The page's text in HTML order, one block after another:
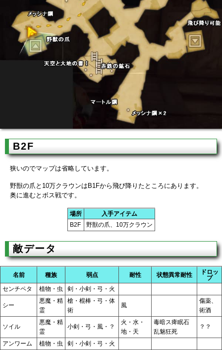
B2F
狭いのでマップは省略しています。
野獣の爪と10万クラウンはB1Fから飛び降りたところにあります。
奥に進むとボス戦です。
場所
入手アイテム
B2F
野獣の爪、10万クラウン
敵データ
名前 種族 弱点 耐性 状態異常耐性
ドロッ
プ
センチペタ
植物・虫 剣・小剣・弓・火
シー
悪魔・精
霊
槍・棍棒・弓・体
術
風
傷薬、
術酒
ソイル
悪魔・精
霊
小剣・弓・風・？
火・水・
地・天
毒暗ス痺眠石
乱魅狂死
？？
アンワーム 植物・虫 剣・小剣・弓・火